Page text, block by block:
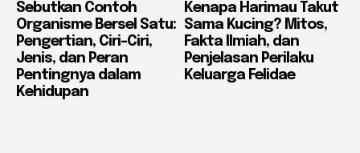
Sebutkan Contoh
Organisme Bersel Satu:
Pengertian, Ciri-Ciri,
Jenis, dan Peran
Pentingnya dalam
Kehidupan
Kenapa Harimau Takut
Sama Kucing? Mitos,
Fakta Ilmiah, dan
Penjelasan Perilaku
Keluarga Felidae